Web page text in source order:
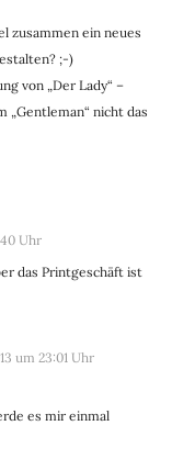
zusammen ein neues
;-)
von „Der Lady“ –
„Gentleman“ nicht das
Uhr
das Printgeschäft ist
um 23:01 Uhr
es mir einmal